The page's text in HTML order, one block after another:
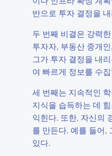
반으로 투자 결정을
두 번째 비결은 강력
투자자, 부동산 중개
그가 투자 결정을 내
여 빠르게 정보를 수
세 번째는 지속적인
지식을 습득하는 데
익힌다. 또한, 자신의
를 만든다. 예를 들어,
있다.